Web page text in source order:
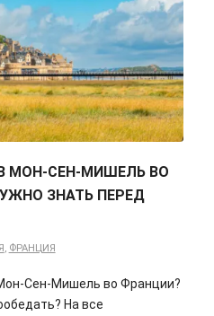
МОН-СЕН-МИШЕЛЬ ВО
ЗНАТЬ ПЕРЕД
ФРАНЦИЯ
Сен-Мишель во Франции?
На все